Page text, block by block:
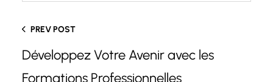
PREV POST
Développez Votre Avenir avec les
Formations Professionnelles